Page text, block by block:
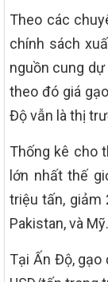
Theo các
chính sách
nguồn cung
theo đó giá
Độ vẫn là thị
Thống kê cho
lớn nhất thế
triệu tấn, giảm
Pakistan, và Mỹ.
Tại Ấn Độ, gạo